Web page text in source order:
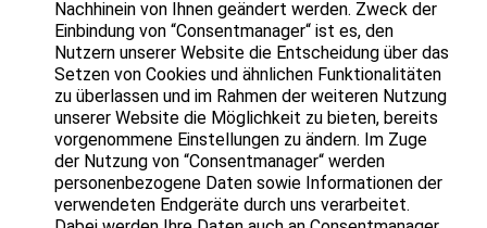
Nachhinein von Ihnen geändert werden. Zweck der
Einbindung von “Consentmanager“ ist es, den
Nutzern unserer Website die Entscheidung über das
Setzen von Cookies und ähnlichen Funktionalitäten
zu überlassen und im Rahmen der weiteren Nutzung
unserer Website die Möglichkeit zu bieten, bereits
vorgenommene Einstellungen zu ändern. Im Zuge
der Nutzung von “Consentmanager“ werden
personenbezogene Daten sowie Informationen der
verwendeten Endgeräte durch uns verarbeitet.